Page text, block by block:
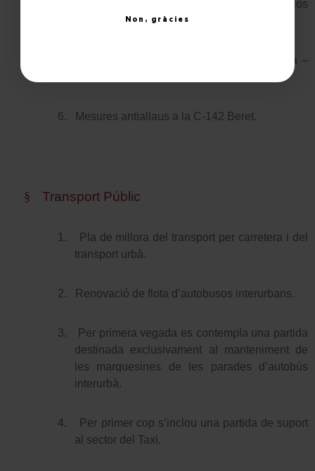
Millora de la carretera d’Esterri d’Àneu – Alòs
Condicionament de la carretera de Vielha –
6. Mesures antiallaus a la C-142 Beret.
§ Transport Públic
1.
Pla de millora del transport per carretera i del
transport urbà.
2. Renovació de flota d’autobusos interurbans.
3.
Per primera vegada es contempla una partida
destinada exclusivament al manteniment de
les marquesines de les parades d’autobús
interurbà.
4.
Per primer cop s’inclou una partida de suport
al sector del Taxi.
Non, gràcies